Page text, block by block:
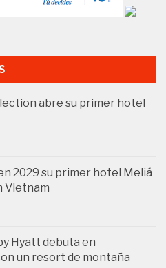
abre su primer hotel
2029 su primer hotel Meliá
Vietnam
Hyatt debuta en
un resort de montaña